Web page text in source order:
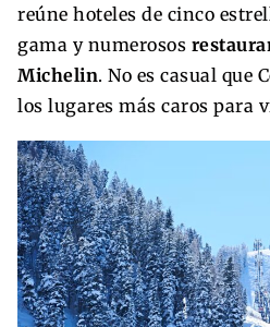
reúne hoteles de cinco
gama y numerosos
Michelin. No es casual que
los lugares más caros para